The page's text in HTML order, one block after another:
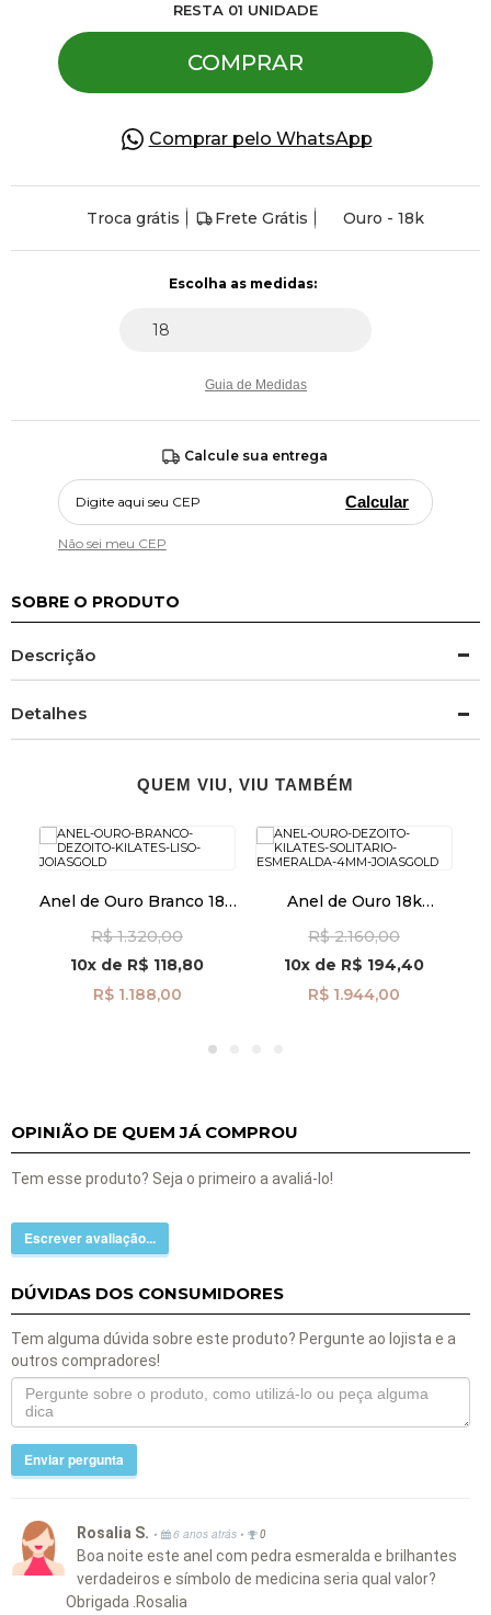
RESTA 01 UNIDADE
COMPRAR
Comprar pelo WhatsApp
Troca grátis Frete Grátis Ouro - 18k
Guia de Medidas
Calcule sua entrega
Calcular
Não sei meu CEP
SOBRE O PRODUTO
Descrição
Detalhes
QUEM VIU, VIU TAMBÉM
Anel de Ouro Branco 18k
R$ 1.320,00
10x de R$ 118,80
R$ 1.188,00
Anel de Ouro 18k
4mm an42012
R$ 2.160,00
10x de R$ 194,40
R$ 1.944,00
OPINIÃO DE QUEM JÁ COMPROU
Tem esse produto? Seja o primeiro a avaliá-lo!
Escrever avaliação...
DÚVIDAS DOS CONSUMIDORES
Tem alguma dúvida sobre este produto? Pergunte ao lojista e a
outros compradores!
Enviar pergunta
Rosalia S. • 6 anos atrás • 0
Boa noite este anel com pedra esmeralda e brilhantes
verdadeiros e símbolo de medicina seria qual valor?
Obrigada .Rosalia
Presente